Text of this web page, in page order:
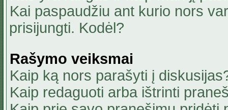
Kai paspaudžiu ant kurio nors
prisijungti. Kodėl?
Rašymo veiksmai
Kaip ką nors parašyti į
Kaip redaguoti arba ištrinti